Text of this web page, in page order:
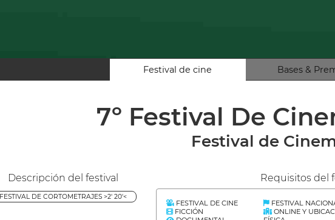
Festival de cine Bases &
7º Festival De
Festival de
Descripción del festival
FESTIVAL DE CORTOMETRAJES >2' 20'<
Requisitos del
FESTIVAL DE CINE
FICCIÓN
FESTIVAL
ONLINE Y